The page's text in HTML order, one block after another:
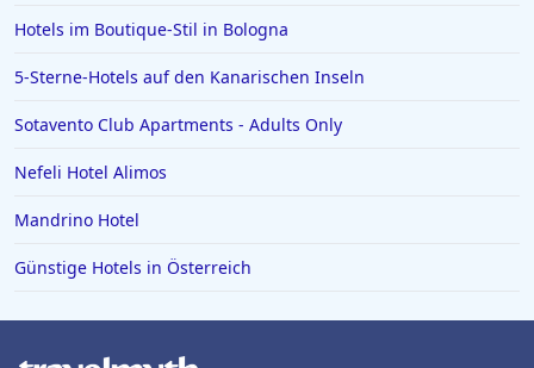
Hotels in Norden
Hotels im Boutique-Stil in Bologna
5-Sterne-Hotels auf den Kanarischen Inseln
Sotavento Club Apartments - Adults Only
Nefeli Hotel Alimos
Mandrino Hotel
Günstige Hotels in Österreich